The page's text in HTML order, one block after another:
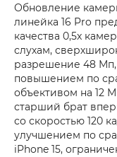
Обновление
линейка 16 Pro
качества 0,5x
слухам,
разрешение 48 Мп,
повышением по
объективом на 12
старший брат
со скоростью 120
улучшением по
iPhone 15,